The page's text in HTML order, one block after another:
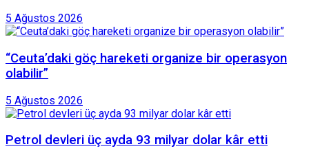
5 Ağustos 2026
“Ceuta’daki göç hareketi organize bir operasyon
olabilir”
5 Ağustos 2026
Petrol devleri üç ayda 93 milyar dolar kâr etti